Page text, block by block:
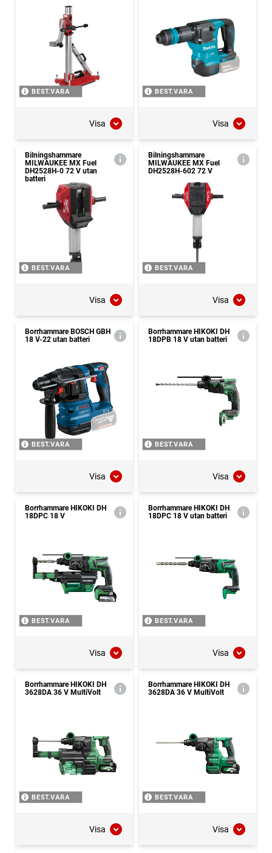
BEST.VARA
Visa
BEST.VARA
Visa
Bilningshammare
MILWAUKEE MX Fuel
DH2528H-0 72 V utan
batteri
BEST.VARA
Visa
Bilningshammare
MILWAUKEE MX Fuel
DH2528H-602 72 V
BEST.VARA
Visa
Borrhammare BOSCH GBH
18 V-22 utan batteri
BEST.VARA
Visa
Borrhammare HIKOKI DH
18DPB 18 V utan batteri
BEST.VARA
Visa
Borrhammare HIKOKI DH
18DPC 18 V
BEST.VARA
Visa
Borrhammare HIKOKI DH
18DPC 18 V utan batteri
BEST.VARA
Visa
Borrhammare HIKOKI DH
3628DA 36 V MultiVolt
BEST.VARA
Visa
Borrhammare HIKOKI DH
3628DA 36 V MultiVolt
BEST.VARA
Visa